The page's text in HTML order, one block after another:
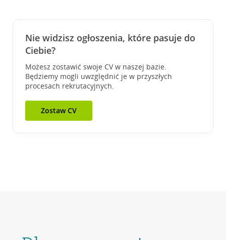
Nie widzisz ogłoszenia, które pasuje do
Ciebie?
Możesz zostawić swoje CV w naszej bazie.
Będziemy mogli uwzględnić je w przyszłych
procesach rekrutacyjnych.
Zostaw CV